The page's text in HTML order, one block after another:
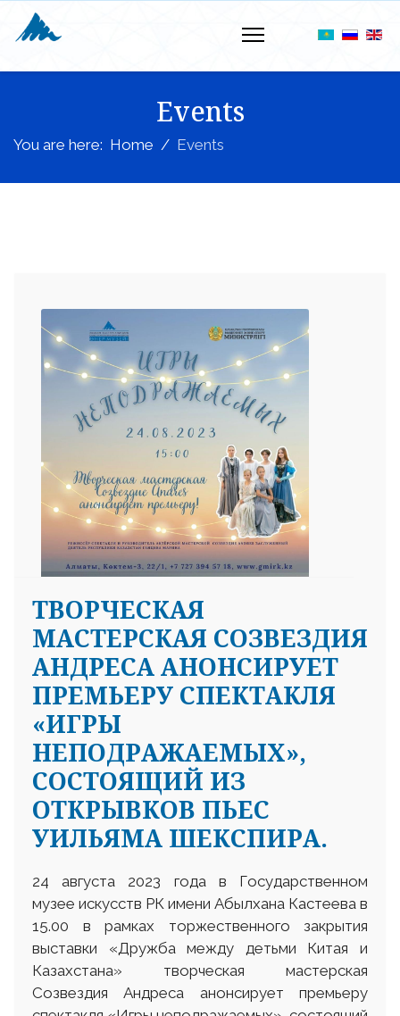
Events
You are here: Home Events
ТВОРЧЕСКАЯ
МАСТЕРСКАЯ СОЗВЕЗДИЯ
АНДРЕСА АНОНСИРУЕТ
ПРЕМЬЕРУ СПЕКТАКЛЯ
«ИГРЫ
НЕПОДРАЖАЕМЫХ»,
СОСТОЯЩИЙ ИЗ
ОТКРЫВКОВ ПЬЕС
УИЛЬЯМА ШЕКСПИРА.
24 августа 2023 года в Государственном
музее искусств РК имени Абылхана Кастеева в
15.00 в рамках торжественного закрытия
выставки «Дружба между детьми Китая и
Казахстана» творческая мастерская
Созвездия Андреса анонсирует премьеру